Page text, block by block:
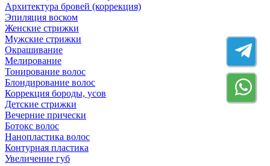
Архитектура бровей (коррекция)
Эпиляция воском
Женские стрижки
Мужские стрижки
Окрашивание
Мелирование
Тонирование волос
Блондирование волос
Коррекция бороды, усов
Детские стрижки
Вечерние прически
Ботокс волос
Нанопластика волос
Контурная пластика
Увеличение губ